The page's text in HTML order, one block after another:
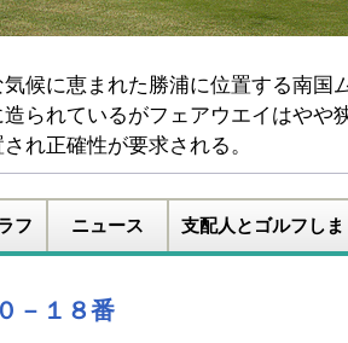
候に恵まれた勝浦に位置する南国
られているがフェアウエイはやや
れ正確性が要求される。
フ ニュース 支配人とゴルフしま
－１８番